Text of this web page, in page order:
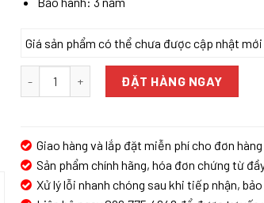
Giá sản phẩm có thể chưa được cập nhật
Khóa cửa vân tay Demax SL768 BN- MÀU
ĐẶT HÀNG NGAY
Giao hàng và lắp đặt miễn phí cho đơn
Sản phẩm chính hãng, hóa đơn chứng từ
Xử lý lỗi nhanh chóng sau khi tiếp nhận,